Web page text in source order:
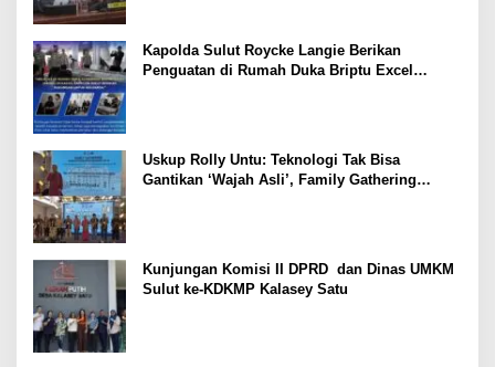
Kapolda Sulut Roycke Langie Berikan
Penguatan di Rumah Duka Briptu Excel
Uskup Rolly Untu: Teknologi Tak Bisa
Gantikan ‘Wajah Asli’, Family Gathering
Kunjungan Komisi II DPRD dan Dinas UMKM
Sulut ke-KDKMP Kalasey Satu